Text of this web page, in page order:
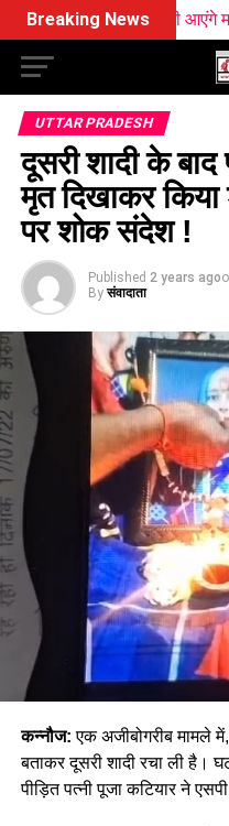
Breaking News
आएंगे मल्लिकार्जुन खरगे,
UTTAR PRADESH
दूसरी शादी के बाद
मृत दिखाकर किया
पर शोक संदेश !
Published 2 years ago
By संवादाता
कन्नौज: एक अजीबोगरीब मामले
बताकर दूसरी शादी रचा ली है।
पीड़ित पत्नी पूजा कटियार ने